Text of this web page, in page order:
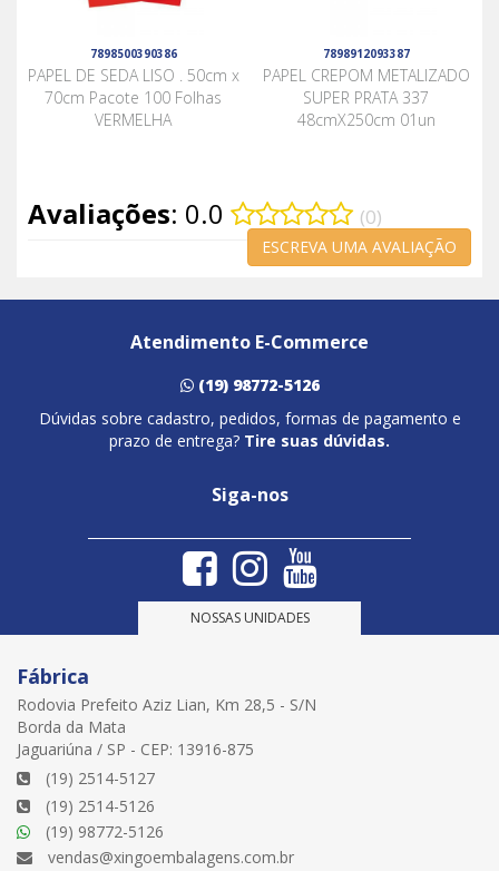
7898500390386
PAPEL DE SEDA LISO . 50cm x
70cm Pacote 100 Folhas
VERMELHA
7898912093387
PAPEL CREPOM METALIZADO
SUPER PRATA 337
48cmX250cm 01un
Avaliações: 0.0 (0)
ESCREVA UMA AVALIAÇÃO
Atendimento E-Commerce
(19) 98772-5126
Dúvidas sobre cadastro, pedidos, formas de pagamento e
prazo de entrega? Tire suas dúvidas.
Siga-nos
NOSSAS UNIDADES
Fábrica
Rodovia Prefeito Aziz Lian, Km 28,5 - S/N
Borda da Mata
Jaguariúna / SP - CEP: 13916-875
(19) 2514-5127
(19) 2514-5126
(19) 98772-5126
vendas@xingoembalagens.com.br